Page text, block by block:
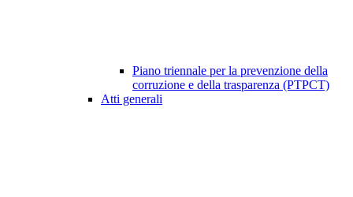
Piano triennale per la prevenzione della
corruzione e della trasparenza (PTPCT)
Atti generali